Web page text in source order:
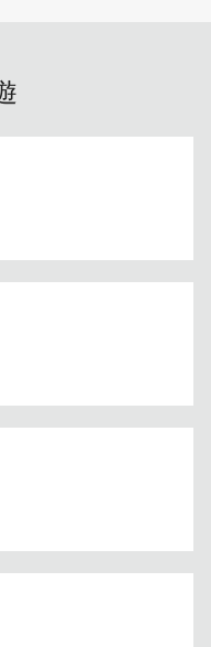
色彩繽紛的電繡標誌與
師、旅標誌。充滿戰地